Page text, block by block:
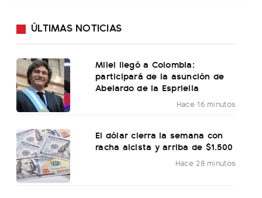
ÚLTIMAS NOTICIAS
Milei llegó a Colombia:
participará de la asunción de
Abelardo de la Espriella
Hace 16 minutos
El dólar cierra la semana con
racha alcista y arriba de $1.500
Hace 28 minutos